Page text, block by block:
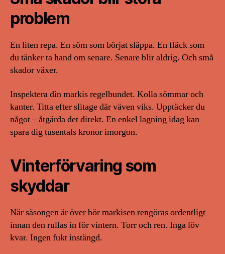
problem
En liten repa. En söm som börjat släppa. En fläck som
du tänker ta hand om senare. Senare blir aldrig. Och små
skador växer.
Inspektera din markis regelbundet. Kolla sömmar och
kanter. Titta efter slitage där väven viks. Upptäcker du
något – åtgärda det direkt. En enkel lagning idag kan
spara dig tusentals kronor imorgon.
Vinterförvaring som
skyddar
När säsongen är över bör markisen rengöras ordentligt
innan den rullas in för vintern. Torr och ren. Inga löv
kvar. Ingen fukt instängd.